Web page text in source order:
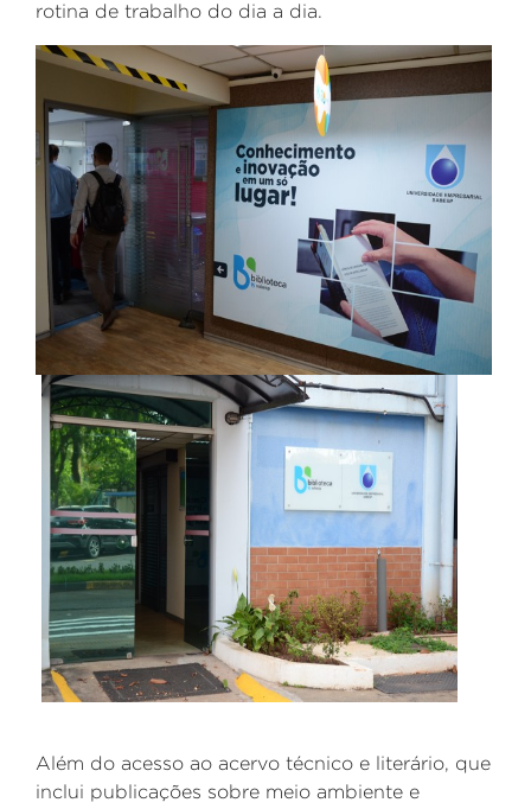
rotina de trabalho do dia a dia.
Além do acesso ao acervo técnico e literário, que
inclui publicações sobre meio ambiente e